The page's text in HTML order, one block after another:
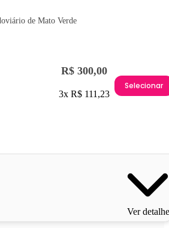
de Mato Verde
R$ 300,00
3x R$ 111,23
Selecionar
Ver